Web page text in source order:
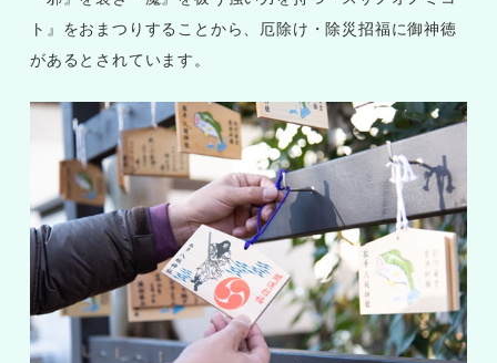
ト』をおまつりすることから、厄除け・除災招福に御神徳
があるとされています。